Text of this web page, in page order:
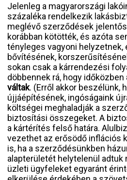
Jelenleg a magyarországi
százaléka rendelkezik
meglévő szerződések
korábban kötötték, és azóta
tényleges vagyoni helyzetnek,
bővítésének,
sokan csak a kárrendezési
döbbennek rá, hogy időközben
váltak. (Erről akkor beszélünk,
újjáépítésének, ingóságaink
költségei meghaladják a
biztosítási összegeket. A
a kártérítés felső határa.
vezethet az erősödő inflációs
is, ha a szerződésünkben
alapterületét helytelenül adtuk
üzleti ügyfeleket egyaránt